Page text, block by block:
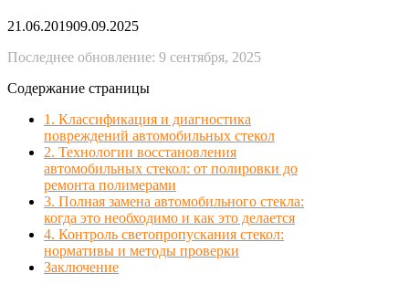
21.06.201909.09.2025
Последнее обновление: 9 сентября, 2025
Содержание страницы
1. Классификация и диагностика
повреждений автомобильных стекол
2. Технологии восстановления
автомобильных стекол: от полировки до
ремонта полимерами
3. Полная замена автомобильного стекла:
когда это необходимо и как это делается
4. Контроль светопропускания стекол:
нормативы и методы проверки
Заключение